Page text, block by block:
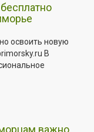
освоить новую
В
важно